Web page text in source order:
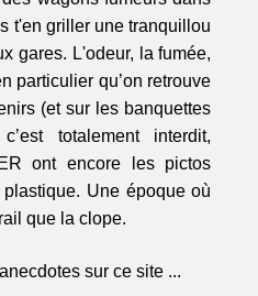
t'en griller une tranquillou
gares. L'odeur, la fumée,
particulier qu’on retrouve
(et sur les banquettes
totalement interdit,
ont encore les pictos
Une époque où
que la clope.
sur ce site ...